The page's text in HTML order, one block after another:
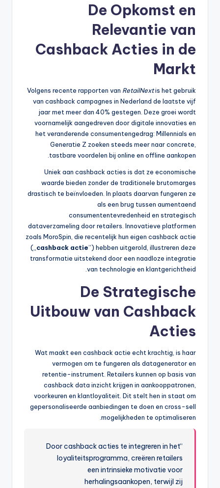
De Opkomst en
Relevantie van
Cashback Acties in de
Markt
Volgens recente rapporten van RetailNextis het gebruik
van cashback campagnes in Nederland de laatste vijf
jaar met meer dan 40% gestegen. Deze groei wordt
voornamelijk aangedreven door digitale innovaties en
het veranderende consumentengedrag: Millennials en
Generatie Z zoeken steeds meer naar concrete,
tastbare voordelen bij online en offline aankopen.
Uniek aan cashback acties is dat ze economische
waarde bieden zonder de traditionele brutomarges
drastisch te beïnvloeden. In plaats daarvan fungeren ze
als een brug tussen aumentaend
consumententevredenheid en strategisch
dataverzameling door retailers. Innovatieve platformen
zoals MoroSpin, die recentelijk hun eigen cashback actie
(„ cashback actie”) hebben uitgerold, illustreren deze
transformatie uitstekend door een naadloze integratie
van technologie en klantgerichtheid.
De Strategische
Uitbouw van Cashback
Acties
Wat maakt een cashback actie echt krachtig, is haar
vermogen om te fungeren als datagenerator en
retentie-instrument. Retailers kunnen op basis van
cashback data inzicht krijgen in aankooppatronen,
voorkeuren en klantloyaliteit. Dit stelt hen in staat om
gepersonaliseerde aanbiedingen te doen en cross-sell
mogelijkheden te optimaliseren.
“Door cashback acties te integreren in het
loyaliteitsprogramma, creëren retailers
een intrinsieke motivatie voor
herhalingsaankopen, terwijl zij